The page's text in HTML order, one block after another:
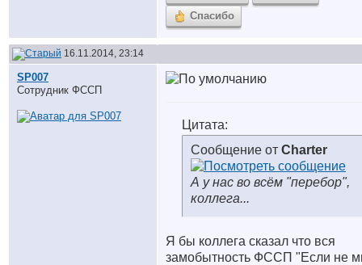
Спасибо
16.11.2014, 23:14
SP007
Сотрудник ФССП
Цитата:
Сообщение от Charter
А у нас во всём "перебор",
коллега...
Я бы коллега сказал что вся
замобытность ФССП "Если не